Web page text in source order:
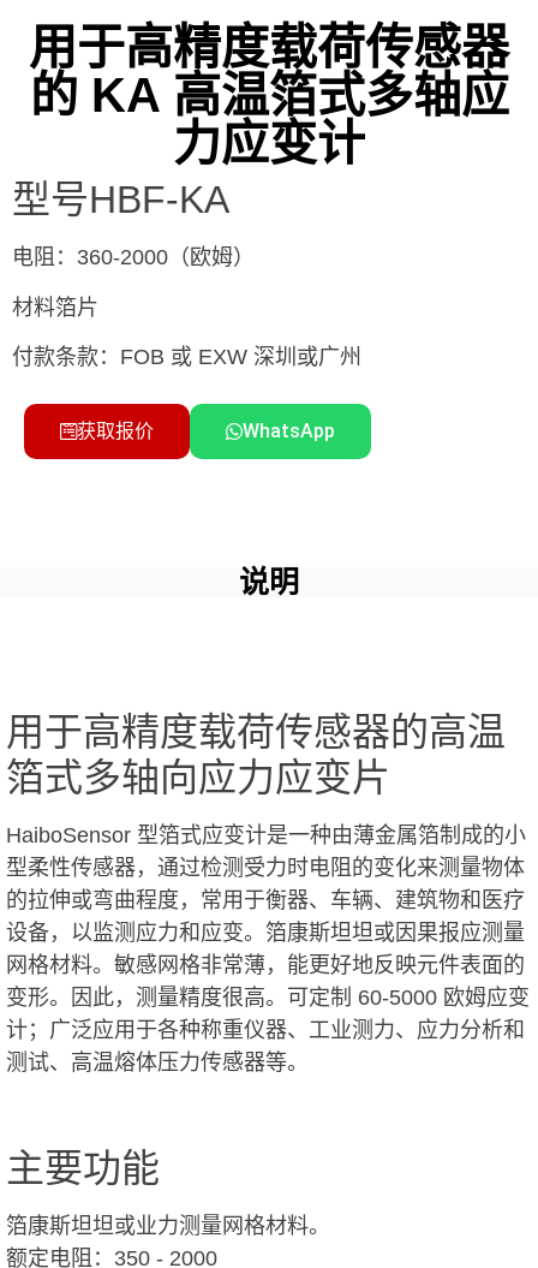
用于高精度载荷传感器
的 KA 高温箔式多轴应
力应变计
型号HBF-KA
电阻：360-2000（欧姆）
材料箔片
付款条款：FOB 或 EXW 深圳或广州
获取报价 WhatsApp
说明
用于高精度载荷传感器的高温
箔式多轴向应力应变片
HaiboSensor 型箔式应变计是一种由薄金属箔制成的小
型柔性传感器，通过检测受力时电阻的变化来测量物体
的拉伸或弯曲程度，常用于衡器、车辆、建筑物和医疗
设备，以监测应力和应变。箔康斯坦坦或因果报应测量
网格材料。敏感网格非常薄，能更好地反映元件表面的
变形。因此，测量精度很高。可定制 60-5000 欧姆应变
计；广泛应用于各种称重仪器、工业测力、应力分析和
测试、高温熔体压力传感器等。
主要功能
箔康斯坦坦或业力测量网格材料。
额定电阻：350 - 2000